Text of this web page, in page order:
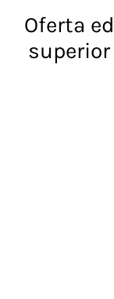
contenido
Oferta